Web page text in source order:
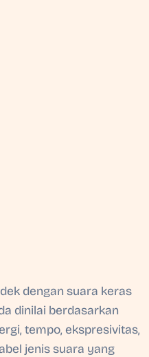
dengan suara keras
dinilai berdasarkan
tempo, ekspresivitas,
jenis suara yang